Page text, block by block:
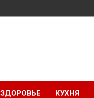
ЗДОРОВЬЕ КУХНЯ